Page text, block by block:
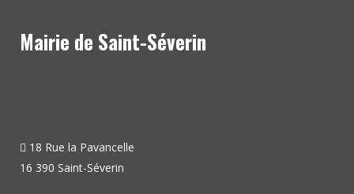
Mairie de Saint-Séverin
18 Rue la Pavancelle
16 390 Saint-Séverin